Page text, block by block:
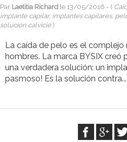
Par Laetitia Richard le 13/05/2016 - (
implante capilar, implantes capilares,
solución calvicie )
La caída de pelo es el complejo
hombres. La marca BYSIX creó
una verdadera solución: un
pasmoso! Es la solución contra...